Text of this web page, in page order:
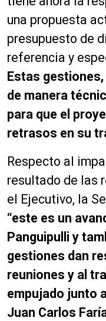
una propuesta
presupuesto de
referencia y
Estas
de manera
para que el
retrasos en su
Respecto al
resultado de las
el Ejecutivo, la
“este es un
Panguipulli y
gestiones dan
reuniones y al
empujado junto
Juan Carlos